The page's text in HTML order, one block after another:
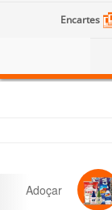
Encartes
Adoçar